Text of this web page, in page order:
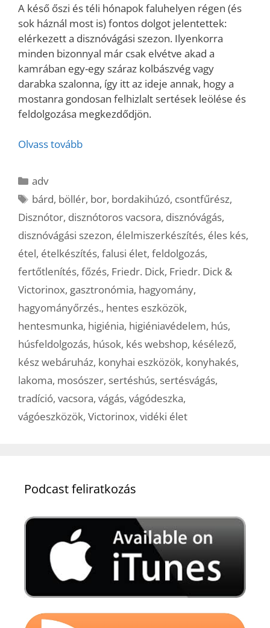
A késő őszi és téli hónapok faluhelyen régen (és
sok háznál most is) fontos dolgot jelentettek:
elérkezett a disznóvágási szezon. Ilyenkorra
minden bizonnyal már csak elvétve akad a
kamrában egy-egy száraz kolbászvég vagy
darabka szalonna, így itt az ideje annak, hogy a
mostanra gondosan felhizlalt sertések leölése és
feldolgozása megkezdődjön.
Olvass tovább
Kategória
adv
Címkék
bárd, böllér, bor, bordakihúzó, csontfűrész,
Disznótor, disznótoros vacsora, disznóvágás,
disznóvágási szezon, élelmiszerkészítés, éles kés,
étel, ételkészítés, falusi élet, feldolgozás,
fertőtlenítés, főzés, Friedr. Dick, Friedr. Dick &
Victorinox, gasztronómia, hagyomány,
hagyományőrzés., hentes eszközök,
hentesmunka, higiénia, higiéniavédelem, hús,
húsfeldolgozás, húsok, kés webshop, késélező,
kész webáruház, konyhai eszközök, konyhakés,
lakoma, mosószer, sertéshús, sertésvágás,
tradíció, vacsora, vágás, vágódeszka,
vágóeszközök, Victorinox, vidéki élet
Podcast feliratkozás